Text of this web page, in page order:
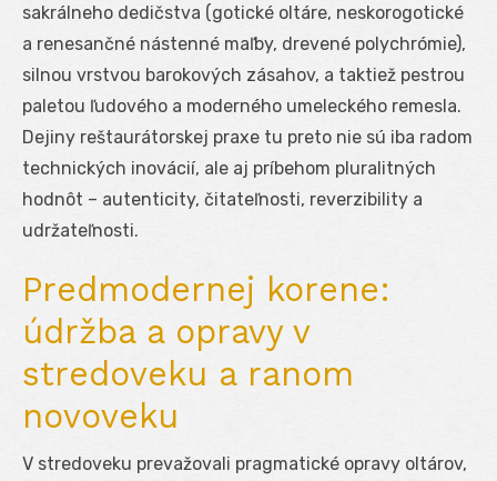
sakrálneho dedičstva (gotické oltáre, neskorogotické
a renesančné nástenné maľby, drevené polychrómie),
silnou vrstvou barokových zásahov, a taktiež pestrou
paletou ľudového a moderného umeleckého remesla.
Dejiny reštaurátorskej praxe tu preto nie sú iba radom
technických inovácií, ale aj príbehom pluralitných
hodnôt – autenticity, čitateľnosti, reverzibility a
udržateľnosti.
Predmodernej korene:
údržba a opravy v
stredoveku a ranom
novoveku
V stredoveku prevažovali pragmatické opravy oltárov,